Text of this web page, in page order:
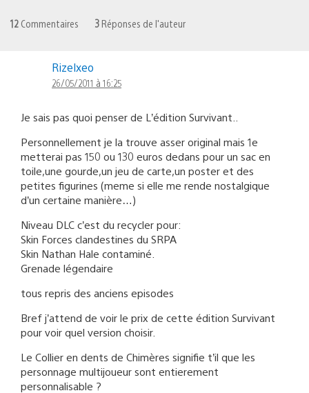
12 Commentaires 3 Réponses de l'auteur
Rizelxeo
26/05/2011 à 16:25
Je sais pas quoi penser de L’édition Survivant..
Personnellement je la trouve asser original mais 1e
metterai pas 150 ou 130 euros dedans pour un sac en
toile,une gourde,un jeu de carte,un poster et des
petites figurines (meme si elle me rende nostalgique
d’un certaine manière…)
Niveau DLC c’est du recycler pour:
Skin Forces clandestines du SRPA
Skin Nathan Hale contaminé.
Grenade légendaire
tous repris des anciens episodes
Bref j’attend de voir le prix de cette édition Survivant
pour voir quel version choisir.
Le Collier en dents de Chimères signifie t’il que les
personnage multijoueur sont entierement
personnalisable ?